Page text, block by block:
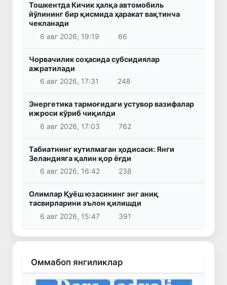
Тошкентда Кичик ҳалқа автомобиль
йўлининг бир қисмида ҳаракат вақтинча
чекланади
6 авг 2026, 19:19
66
Чорвачилик соҳасида субсидиялар
ажратилади
6 авг 2026, 17:31
248
Энергетика тармоғидаги устувор вазифалар
ижроси кўриб чиқилди
6 авг 2026, 17:03
762
Табиатнинг кутилмаган ҳодисаси: Янги
Зеландияга қалин қор ёғди
6 авг 2026, 16:42
238
Олимлар Қуёш юзасининг энг аниқ
тасвирларини эълон қилишди
6 авг 2026, 15:47
391
Оммабоп янгиликлар